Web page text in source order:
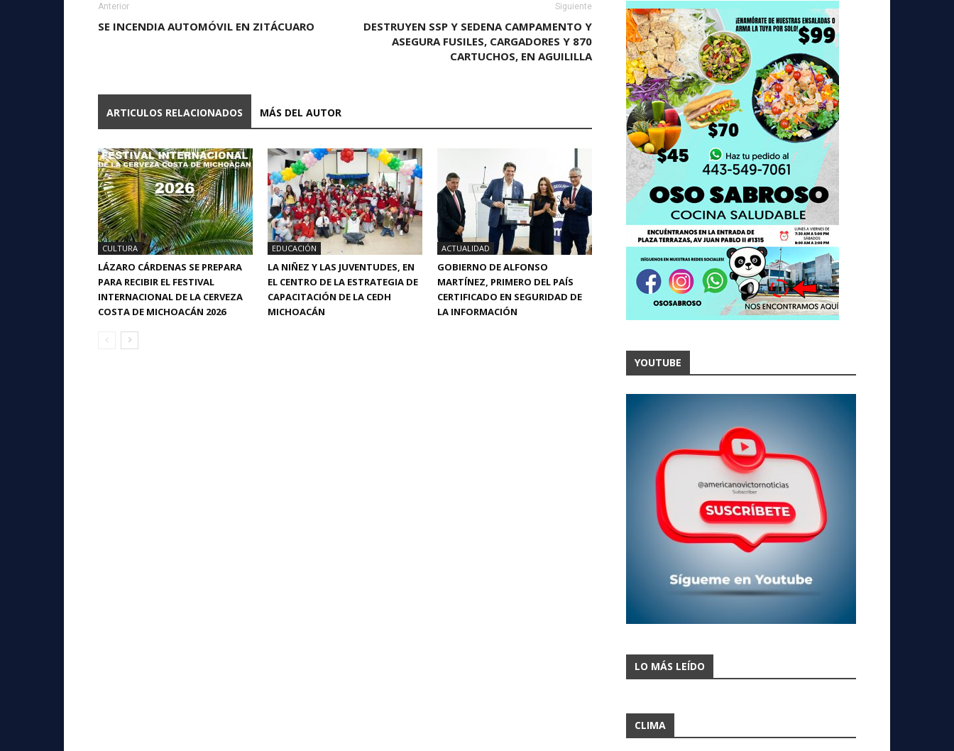
Anterior
SE INCENDIA AUTOMÓVIL EN ZITÁCUARO
Siguiente
DESTRUYEN SSP Y SEDENA CAMPAMENTO Y
ASEGURA FUSILES, CARGADORES Y 870
CARTUCHOS, EN AGUILILLA
ARTICULOS RELACIONADOS MÁS DEL AUTOR
CULTURA
LÁZARO CÁRDENAS SE PREPARA
PARA RECIBIR EL FESTIVAL
INTERNACIONAL DE LA CERVEZA
COSTA DE MICHOACÁN 2026
EDUCACIÓN
LA NIÑEZ Y LAS JUVENTUDES, EN
EL CENTRO DE LA ESTRATEGIA DE
CAPACITACIÓN DE LA CEDH
MICHOACÁN
ACTUALIDAD
GOBIERNO DE ALFONSO
MARTÍNEZ, PRIMERO DEL PAÍS
CERTIFICADO EN SEGURIDAD DE
LA INFORMACIÓN
YOUTUBE
LO MÁS LEÍDO
CLIMA